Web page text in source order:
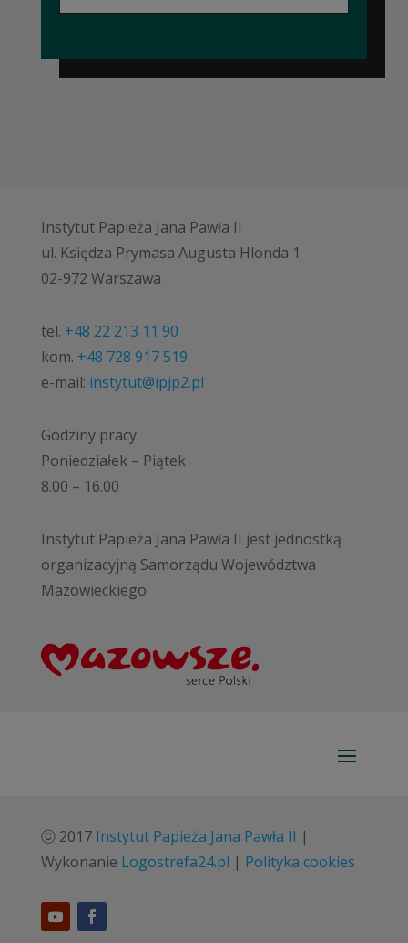
Instytut Papieża Jana Pawła II
ul. Księdza Prymasa Augusta Hlonda 1
02-972 Warszawa
tel. +48 22 213 11 90
kom. +48 728 917 519
e-mail: instytut@ipjp2.pl
Godziny pracy
Poniedziałek – Piątek
8.00 – 16.00
Instytut Papieża Jana Pawła II jest jednostką
organizacyjną Samorządu Województwa
Mazowieckiego
ⓒ 2017 Instytut Papieża Jana Pawła II |
Wykonanie Logostrefa24.pl | Polityka cookies